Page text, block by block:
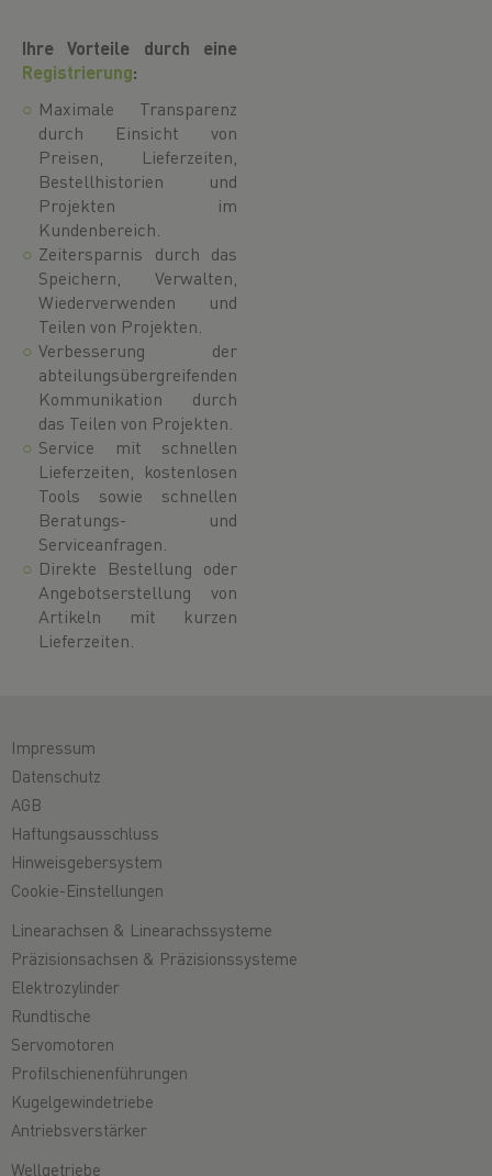
Ihre Vorteile durch eine
Registrierung:
Maximale Transparenz
durch Einsicht von
Preisen, Lieferzeiten,
Bestellhistorien und
Projekten im
Kundenbereich.
Zeitersparnis durch das
Speichern, Verwalten,
Wiederverwenden und
Teilen von Projekten.
Verbesserung der
abteilungsübergreifenden
Kommunikation durch
das Teilen von Projekten.
Service mit schnellen
Lieferzeiten, kostenlosen
Tools sowie schnellen
Beratungs- und
Serviceanfragen.
Direkte Bestellung oder
Angebotserstellung von
Artikeln mit kurzen
Lieferzeiten.
Impressum
Datenschutz
AGB
Haftungsausschluss
Hinweisgebersystem
Cookie-Einstellungen
Linearachsen & Linearachssysteme
Präzisionsachsen & Präzisionssysteme
Elektrozylinder
Rundtische
Servomotoren
Profilschienenführungen
Kugelgewindetriebe
Antriebsverstärker
Wellgetriebe